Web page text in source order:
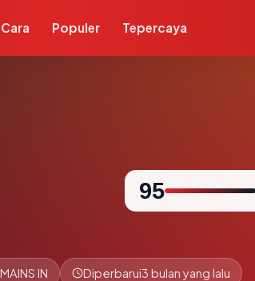
Cara Populer Tepercaya
95
IN Diperbarui3 bulan yang lalu